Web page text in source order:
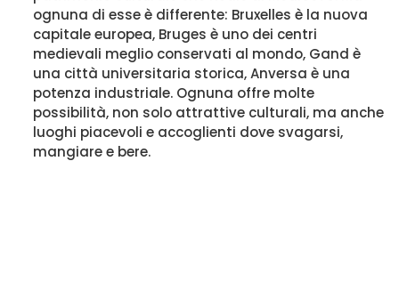
ognuna di esse è differente: Bruxelles è la nuova
capitale europea, Bruges è uno dei centri
medievali meglio conservati al mondo, Gand è
una città universitaria storica, Anversa è una
potenza industriale. Ognuna offre molte
possibilità, non solo attrattive culturali, ma anche
luoghi piacevoli e accoglienti dove svagarsi,
mangiare e bere.